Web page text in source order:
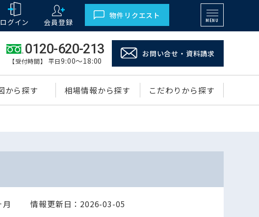
ログイン 会員登録
物件リクエスト
MENU
0120-620-213
【受付時間】 平日9:00～18:00
お問い合せ・資料請求
から探す 相場情報から探す こだわりから探す
情報更新日：2026-03-05